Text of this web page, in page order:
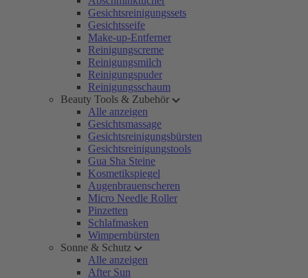
Gesichtsreinigungssets
Gesichtsseife
Make-up-Entferner
Reinigungscreme
Reinigungsmilch
Reinigungspuder
Reinigungsschaum
Beauty Tools & Zubehör
Alle anzeigen
Gesichtsmassage
Gesichtsreinigungsbürsten
Gesichtsreinigungstools
Gua Sha Steine
Kosmetikspiegel
Augenbrauenscheren
Micro Needle Roller
Pinzetten
Schlafmasken
Wimpernbürsten
Sonne & Schutz
Alle anzeigen
After Sun